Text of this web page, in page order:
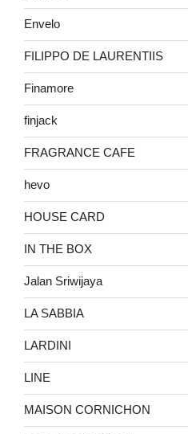
Envelo
FILIPPO DE LAURENTIIS
Finamore
finjack
FRAGRANCE CAFE
hevo
HOUSE CARD
IN THE BOX
Jalan Sriwijaya
LA SABBIA
LARDINI
LINE
MAISON CORNICHON